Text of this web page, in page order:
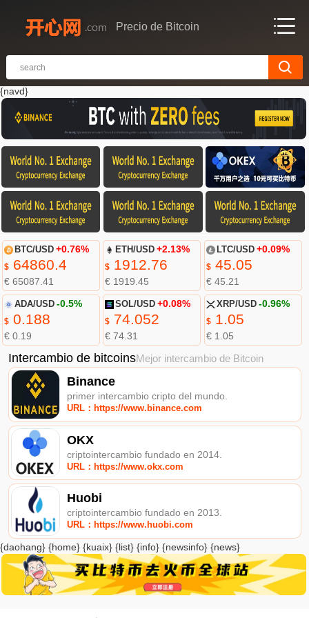
Precio de Bitcoin
{navd}
BTC/USD +0.76%
$64860.4
€ 65087.41
ETH/USD +2.13%
$ 1912.76
€ 1919.45
LTC/USD +0.09%
$45.05
€ 45.21
ADA/USD -0.5%
$0.188
€ 0.19
SOL/USD +0.08%
$ 74.052
€ 74.31
XRP/USD -0.96%
$1.05
€ 1.05
Intercambio de bitcoinsMejor intercambio de Bitcoin
Binance
primer intercambio cripto del mundo.
URL：https://www.binance.com
OKX
criptointercambio fundado en 2014.
URL：https://www.okx.com
Huobi
criptointercambio fundado en 2013.
URL：https://www.huobi.com
{daohang} {home} {kuaix} {list} {info} {newsinfo} {news}